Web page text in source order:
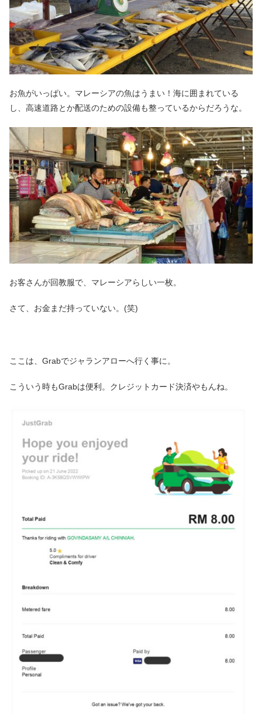
お魚がいっぱい。マレーシアの魚はうまい！海に囲まれている
し、高速道路とか配送のための設備も整っているからだろうな。
お客さんが回教服で、マレーシアらしい一枚。
さて、お金まだ持っていない。(笑)
ここは、Grabでジャランアローへ行く事に。
こういう時もGrabは便利。クレジットカード決済やもんね。